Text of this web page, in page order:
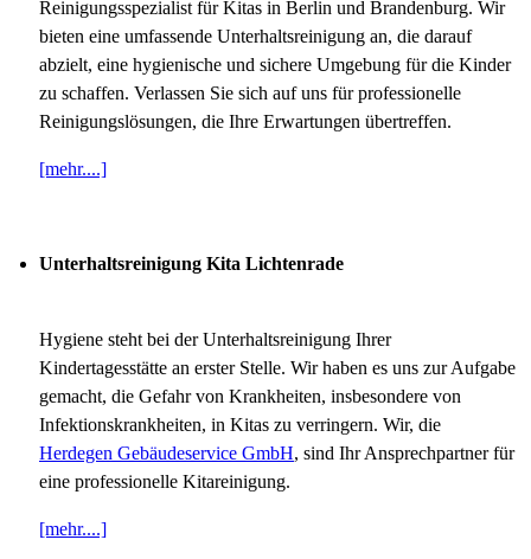
Reinigungsspezialist für Kitas in Berlin und Brandenburg. Wir
bieten eine umfassende Unterhaltsreinigung an, die darauf
abzielt, eine hygienische und sichere Umgebung für die Kinder
zu schaffen. Verlassen Sie sich auf uns für professionelle
Reinigungslösungen, die Ihre Erwartungen übertreffen.
[mehr....]
Unterhaltsreinigung Kita Lichtenrade
Hygiene steht bei der Unterhaltsreinigung Ihrer
Kindertagesstätte an erster Stelle. Wir haben es uns zur Aufgabe
gemacht, die Gefahr von Krankheiten, insbesondere von
Infektionskrankheiten, in Kitas zu verringern. Wir, die
Herdegen Gebäudeservice GmbH, sind Ihr Ansprechpartner für
eine professionelle Kitareinigung.
[mehr....]